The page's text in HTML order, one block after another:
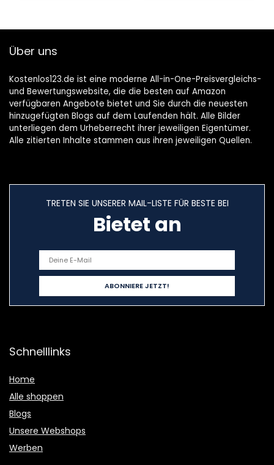
Über uns
Kostenlos123.de ist eine moderne All-in-One-Preisvergleichs-
und Bewertungswebsite, die die besten auf Amazon
verfügbaren Angebote bietet und Sie durch die neuesten
hinzugefügten Blogs auf dem Laufenden hält. Alle Bilder
unterliegen dem Urheberrecht ihrer jeweiligen Eigentümer.
Alle zitierten Inhalte stammen aus ihren jeweiligen Quellen.
TRETEN SIE UNSERER MAIL-LISTE FÜR BESTE BEI
Bietet an
Schnelllinks
Home
Alle shoppen
Blogs
Unsere Webshops
Werben